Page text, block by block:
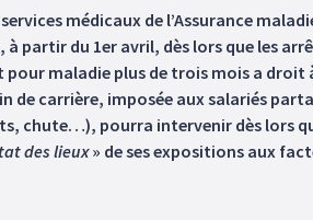
médicaux de l’Assurance
du 1er avril, dès lors que les
maladie plus de trois mois a droit
de carrière, imposée aux salariés
pourra intervenir dès lors
des lieux» de ses expositions aux